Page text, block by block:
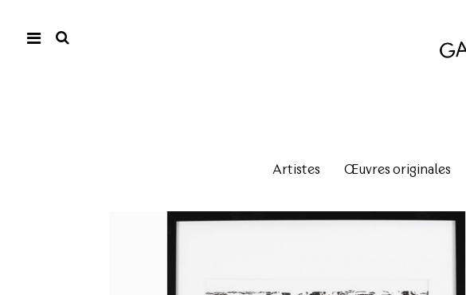
Artistes Œuvres originales